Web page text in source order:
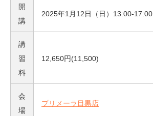
開
講
2025年1月12日（日）13:00-17:00
講
習
料
12,650円(11,500)
会
場
プリメーラ目黒店